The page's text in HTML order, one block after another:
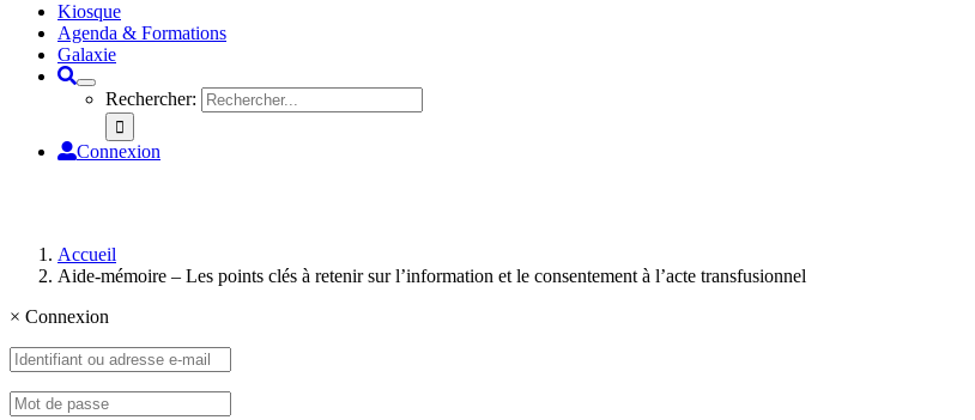
Kiosque
Agenda & Formations
Galaxie
Rechercher:
Connexion
Accueil
Aide-mémoire – Les points clés à retenir sur l’information et le consentement à l’acte transfusionnel
× Connexion